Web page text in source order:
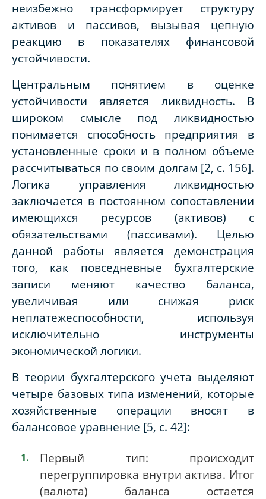
неизбежно трансформирует структуру
активов и пассивов, вызывая цепную
реакцию в показателях финансовой
устойчивости.
Центральным понятием в оценке
устойчивости является ликвидность. В
широком смысле под ликвидностью
понимается способность предприятия в
установленные сроки и в полном объеме
рассчитываться по своим долгам [2, c. 156].
Логика управления ликвидностью
заключается в постоянном сопоставлении
имеющихся ресурсов (активов) с
обязательствами (пассивами). Целью
данной работы является демонстрация
того, как повседневные бухгалтерские
записи меняют качество баланса,
увеличивая или снижая риск
неплатежеспособности, используя
исключительно инструменты
экономической логики.
В теории бухгалтерского учета выделяют
четыре базовых типа изменений, которые
хозяйственные операции вносят в
балансовое уравнение [5, c. 42]:
Первый тип: происходит
перегруппировка внутри актива. Итог
(валюта) баланса остается